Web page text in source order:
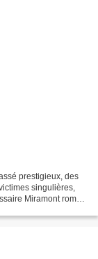
prestigieux, des
singulières,
Miramont rompu